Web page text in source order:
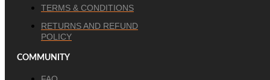
TERMS & CONDITIONS
RETURNS AND REFUND
POLICY
COMMUNITY